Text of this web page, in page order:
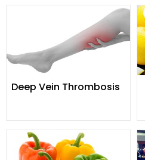
Deep Vein Thrombosis